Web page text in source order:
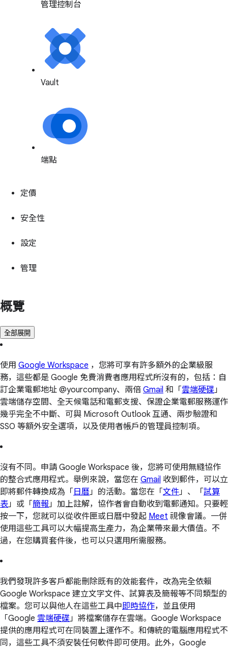
管理控制台
Vault
端點
定價
安全性
設定
管理
概覽
全部展開
使用 Google Workspace ，您將可享有許多額外的企業級服
務，這些都是 Google 免費消費者應用程式所沒有的，包括：自
訂企業電郵地址 @yourcompany、兩倍 Gmail 和「雲端硬碟」
雲端儲存空間、全天候電話和電郵支援、保證企業電郵服務運作
幾乎完全不中斷、可與 Microsoft Outlook 互通、兩步驗證和
SSO 等額外安全選項，以及使用者帳戶的管理員控制項。
沒有不同。申請 Google Workspace 後，您將可使用無縫協作
的整合式應用程式。舉例來說，當您在 Gmail 收到郵件，可以立
即將郵件轉換成為「日曆」的活動。當您在「文件」、「試算
表」或「簡報」加上註解，協作者會自動收到電郵通知。只要輕
按一下，您就可以從收件匣或日曆中發起 Meet 視像會議。一併
使用這些工具可以大幅提高生產力，為企業帶來最大價值。不
過，在您購買套件後，也可以只選用所需服務。
我們發現許多客戶都能刪除既有的效能套件，改為完全依賴
Google Workspace 建立文字文件、試算表及簡報等不同類型的
檔案。您可以與他人在這些工具中即時協作，並且使用
「Google 雲端硬碟」將檔案儲存在雲端。Google Workspace
提供的應用程式可在同裝置上運作不。和傳統的電腦應用程式不
同，這些工具不須安裝任何軟件即可使用。此外，Google